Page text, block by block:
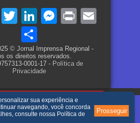
Facebook
TwitterLinkedIn
Messenger
Print
© Jornal Imprensa Regional -
os direitos reservados.
0001-17 - Política de
Privacidade
sua experiência e
navegando, você concorda
consulte nossa Política de
Prosseguir